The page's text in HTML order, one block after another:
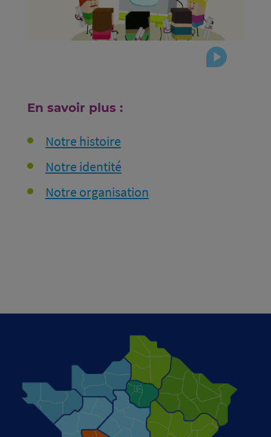
En savoir plus :
Notre histoire
Notre identité
Notre organisation